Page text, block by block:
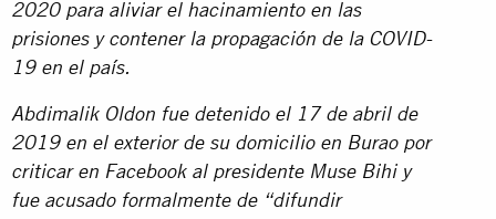
2020 para aliviar el hacinamiento en las
prisiones y contener la propagación de la COVID-
19 en el país.
Abdimalik Oldon fue detenido el 17 de abril de
2019 en el exterior de su domicilio en Burao por
criticar en Facebook al presidente Muse Bihi y
fue acusado formalmente de “difundir